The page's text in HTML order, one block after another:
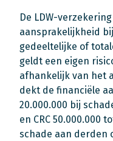
De LDW-
aansprakelijkheid
gedeeltelijke of
geldt een eigen
afhankelijk van het
dekt de financiële
20.000.000 bij
en CRC 50.000.000
schade aan derden